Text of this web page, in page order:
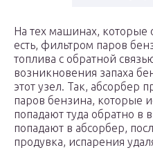
На тех машинах, которые
есть, фильтром паров
топлива с обратной
возникновения запаха
этот узел. Так, абсорбер
паров бензина, которые
попадают туда обратно в
попадают в абсорбер,
продувка, испарения